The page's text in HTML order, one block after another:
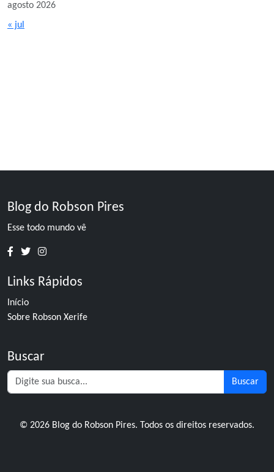
agosto 2026
« jul
Blog do Robson Pires
Esse todo mundo vê
Links Rápidos
Início
Sobre Robson Xerife
Buscar
Buscar
© 2026 Blog do Robson Pires. Todos os direitos reservados.